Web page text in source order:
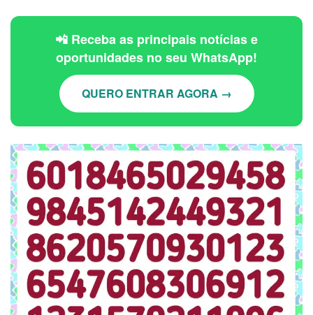
📲 Receba as principais notícias e
oportunidades no seu WhatsApp!
QUERO ENTRAR AGORA →